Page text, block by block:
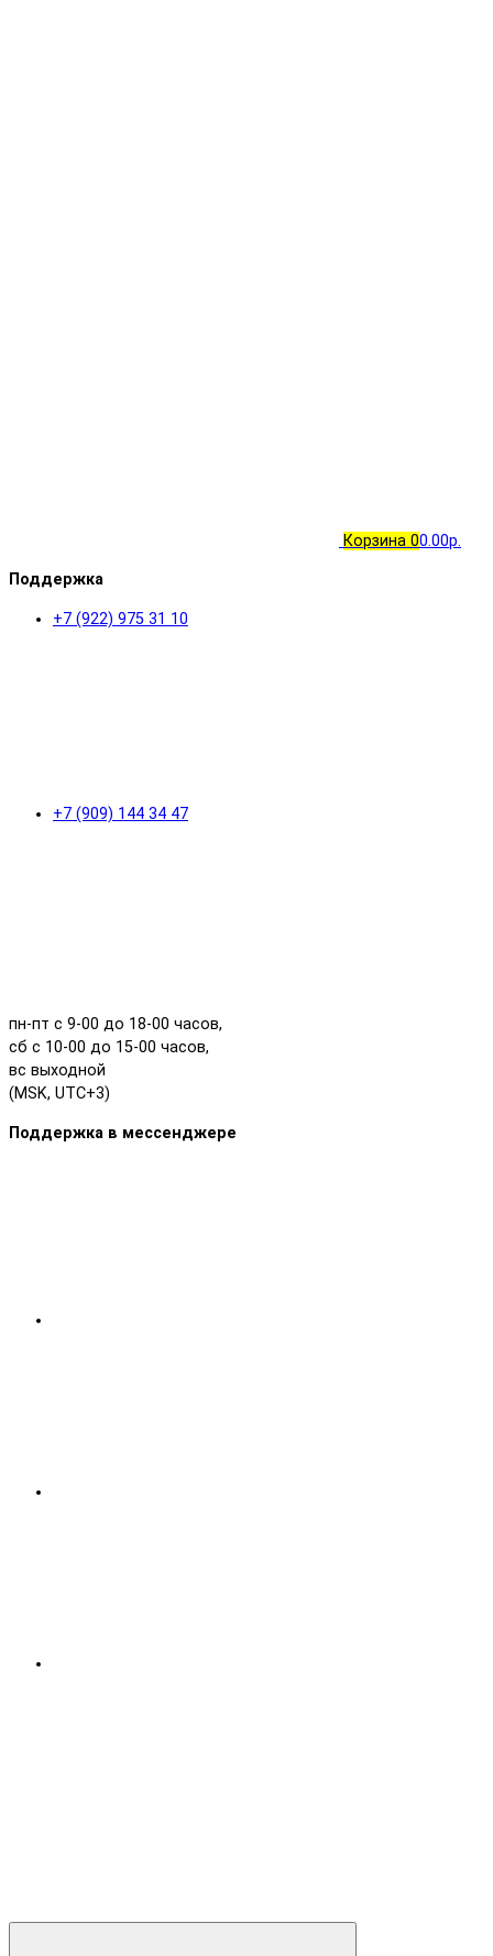
Корзина 00.00р.
Поддержка
+7 (922) 975 31 10
+7 (909) 144 34 47
пн-пт с 9-00 до 18-00 часов,
сб с 10-00 до 15-00 часов,
вс выходной
(MSK, UTC+3)
Поддержка в мессенджере